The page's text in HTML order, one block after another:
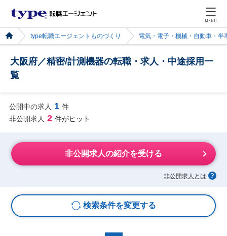
MENU
type転職エージェントものづくり 電気・電子・機械・自動車・半
大阪府／精密/計測機器の転職・求人・中途採用一
覧
公開中の求人 1 件
非公開求人 2 件がヒット
非公開求人の紹介を受ける
非公開求人とは
検索条件を変更する